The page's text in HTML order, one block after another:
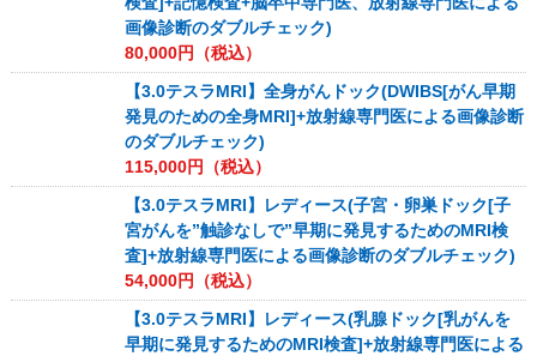
画像診断のダブルチェック)
80,000円（税込）
【3.0テスラMRI】全身がんドック(DWIBS[がん早期
発見のための全身MRI]+放射線専門医による画像診断
のダブルチェック)
115,000円（税込）
【3.0テスラMRI】レディース(子宮・卵巣ドック[子
宮がんを”触診なしで”早期に発見するためのMRI検
査]+放射線専門医による画像診断のダブルチェック)
54,000円（税込）
【3.0テスラMRI】レディース(乳腺ドック[乳がんを
早期に発見するためのMRI検査]+放射線専門医による